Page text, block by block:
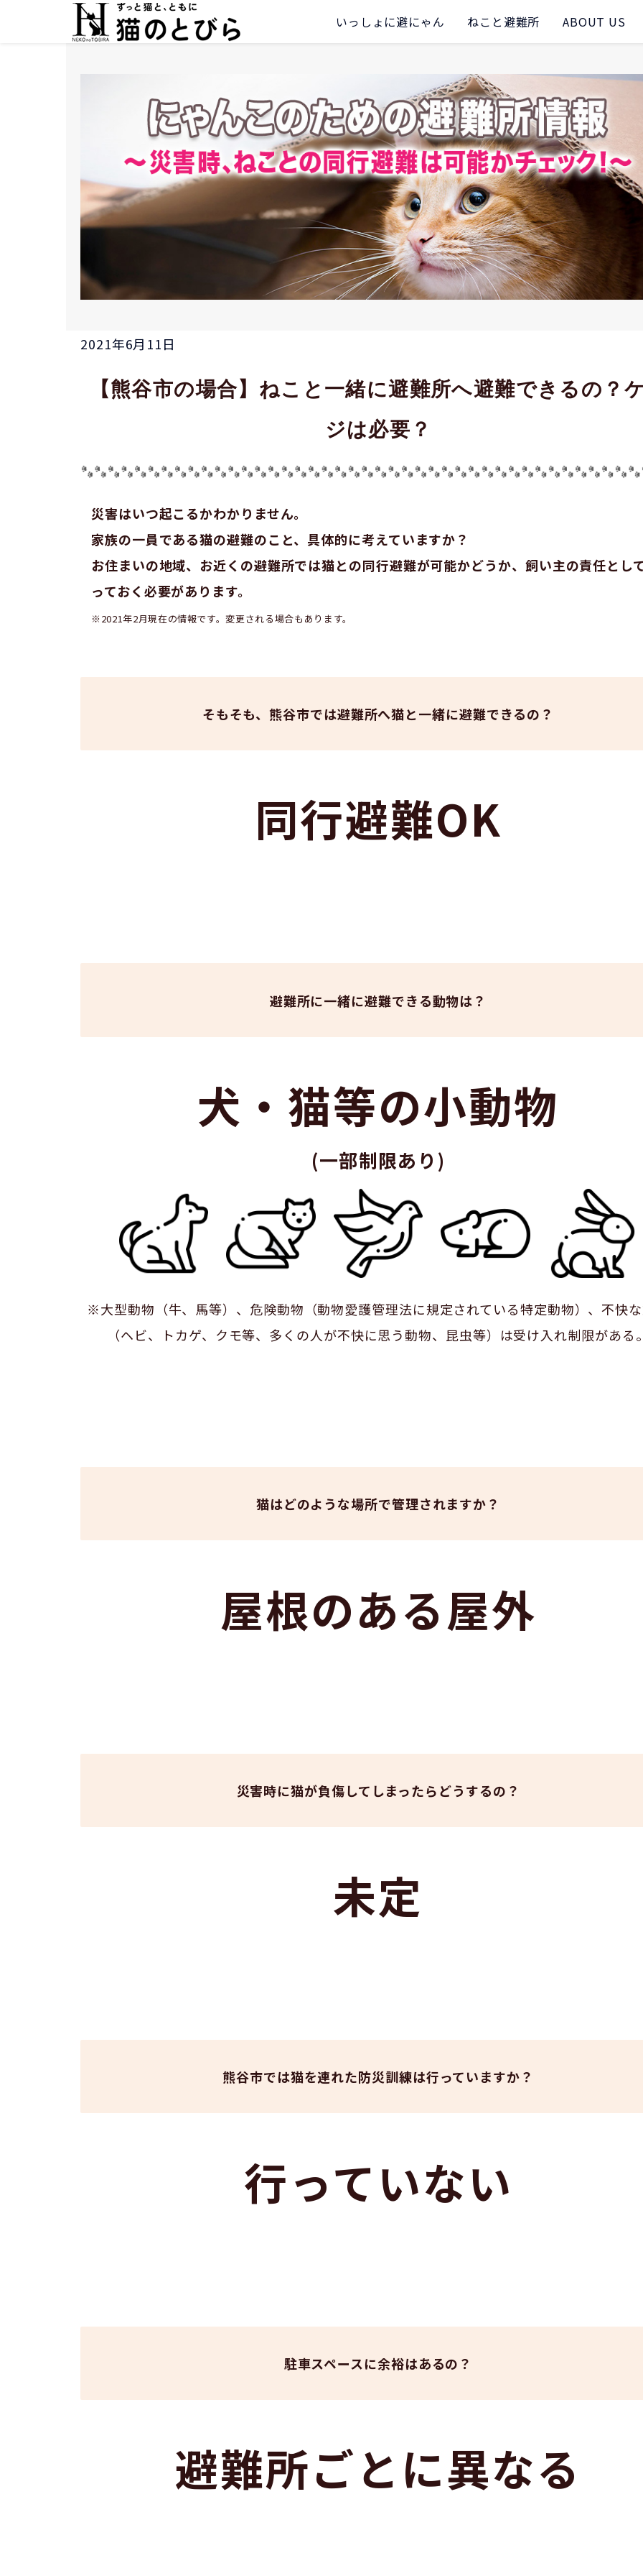
いっしょに避にゃん ねこと避難所 ABOUT US
2021年6月11日
【熊谷市の場合】ねこと一緒に避難所へ避難できるの？
ジは必要？
災害はいつ起こるかわかりません。
家族の一員である猫の避難のこと、具体的に考えていますか？
お住まいの地域、お近くの避難所では猫との同行避難が可能かどうか、飼い主の責任とし
っておく必要があります。
※2021年2月現在の情報です。変更される場合もあります。
そもそも、熊谷市では避難所へ猫と一緒に避難できるの？
同行避難OK
避難所に一緒に避難できる動物は？
犬・猫等の小動物
(一部制限あり)
※大型動物（牛、馬等）、危険動物（動物愛護管理法に規定されている特定動物）、不快
（ヘビ、トカゲ、クモ等、多くの人が不快に思う動物、昆虫等）は受け入れ制限がある
猫はどのような場所で管理されますか？
屋根のある屋外
災害時に猫が負傷してしまったらどうするの？
未定
熊谷市では猫を連れた防災訓練は行っていますか？
行っていない
駐車スペースに余裕はあるの？
避難所ごとに異なる